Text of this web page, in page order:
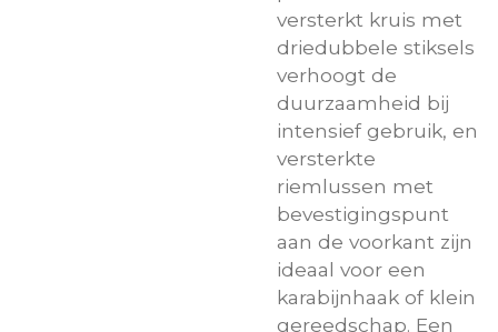
versterkt kruis met
driedubbele stiksels
verhoogt de
duurzaamheid bij
intensief gebruik, en
versterkte
riemlussen met
bevestigingspunt
aan de voorkant zijn
ideaal voor een
karabijnhaak of klein
gereedschap. Een